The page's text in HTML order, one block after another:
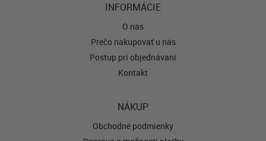
INFORMÁCIE
O nás
Prečo nakupovať u nás
Postup pri objednávaní
Kontakt
NÁKUP
Obchodné podmienky